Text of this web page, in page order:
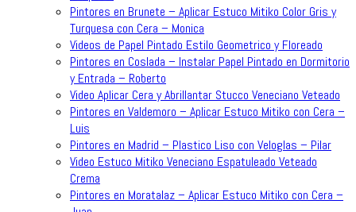
Pintores en Brunete – Aplicar Estuco Mitiko Color Gris y
Turquesa con Cera – Monica
Videos de Papel Pintado Estilo Geometrico y Floreado
Pintores en Coslada – Instalar Papel Pintado en Dormitorio
y Entrada – Roberto
Video Aplicar Cera y Abrillantar Stucco Veneciano Veteado
Pintores en Valdemoro – Aplicar Estuco Mitiko con Cera –
Luis
Pintores en Madrid – Plastico Liso con Veloglas – Pilar
Video Estuco Mitiko Veneciano Espatuleado Veteado
Crema
Pintores en Moratalaz – Aplicar Estuco Mitiko con Cera –